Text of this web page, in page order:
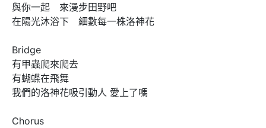
與你一起　來漫步田野吧
在陽光沐浴下　細數每一株洛神花
Bridge
有甲蟲爬來爬去
有蝴蝶在飛舞
我們的洛神花吸引動人 愛上了嗎
Chorus